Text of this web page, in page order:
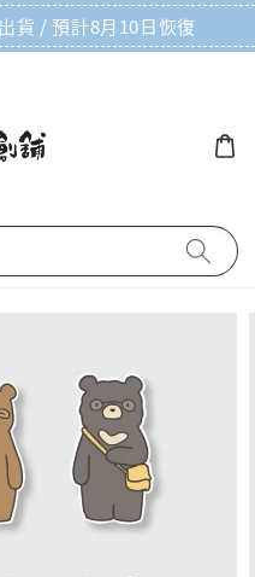
貨 / 預計8月10日恢復